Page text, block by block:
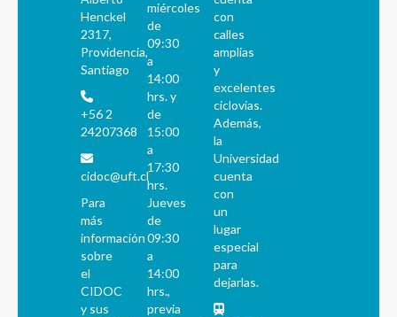
Henckel
2317,
Providencia,
Santiago
+56 2
24207368
cidoc@uft.cl
Para
más
información
sobre
el
CIDOC
y sus
miércoles
de
09:30
a
14:00
hrs. y
de
15:00
a
17:30
hrs.
Jueves
de
09:30
a
14:00
hrs.,
previa
con
calles
amplias
y
excelentes
ciclovías.
Además,
la
Universidad
cuenta
con
un
lugar
especial
para
dejarlas.